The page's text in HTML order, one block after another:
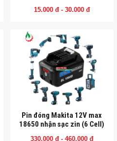
15.000 đ - 30.000 đ
Pin đóng Makita 12V max
18650 nhận sạc zin (6 Cell)
330.000 đ - 460.000 đ